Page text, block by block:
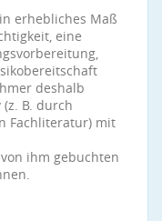
erhebliches Maß
eine
deshalb
B. durch
Fachliteratur) mit
ihm gebuchten